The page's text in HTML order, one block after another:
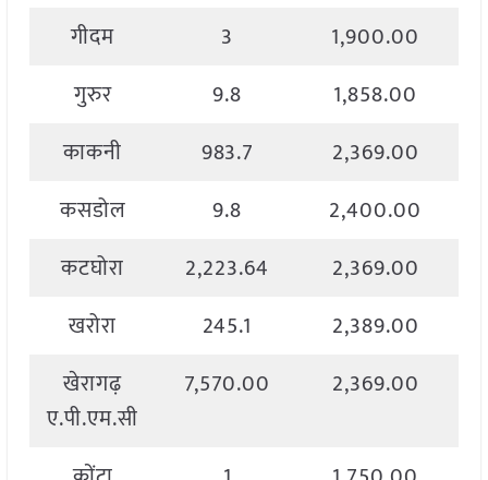
गीदम
3
1,900.00
गुरुर
9.8
1,858.00
काकनी
983.7
2,369.00
कसडोल
9.8
2,400.00
कटघोरा
2,223.64
2,369.00
खरोरा
245.1
2,389.00
खेरागढ़
ए.पी.एम.सी
7,570.00 2,369.00